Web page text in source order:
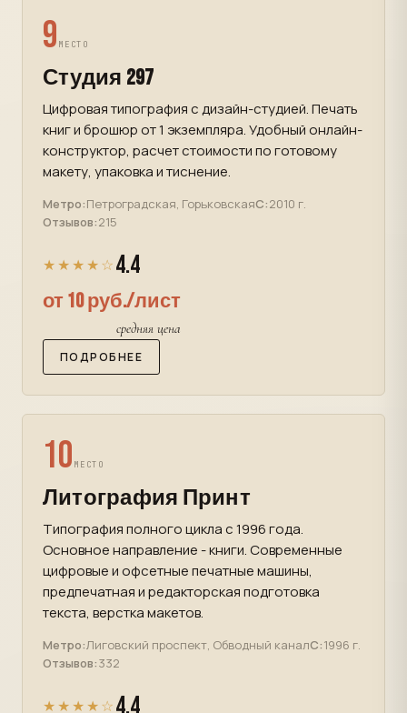
9 МЕСТО
Студия 297
Цифровая типография с дизайн-студией. Печать
книг и брошюр от 1 экземпляра. Удобный онлайн-
конструктор, расчет стоимости по готовому
макету, упаковка и тиснение.
Метро:Петроградская, ГорьковскаяС:2010 г.
Отзывов:215
★★★★☆ 4.4
от 10 руб./лист
средняя цена
ПОДРОБНЕЕ
10 МЕСТО
Литография Принт
Типография полного цикла с 1996 года.
Основное направление - книги. Современные
цифровые и офсетные печатные машины,
предпечатная и редакторская подготовка
текста, верстка макетов.
Метро:Лиговский проспект, Обводный каналС:1996 г.
Отзывов:332
★★★★☆ 4.4